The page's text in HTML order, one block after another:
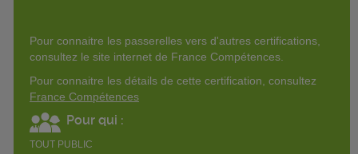
Pour connaitre les passerelles vers d'autres certifications,
consultez le site internet de France Compétences.
Pour connaitre les détails de cette certification, consultez
France Compétences
Pour qui :
TOUT PUBLIC